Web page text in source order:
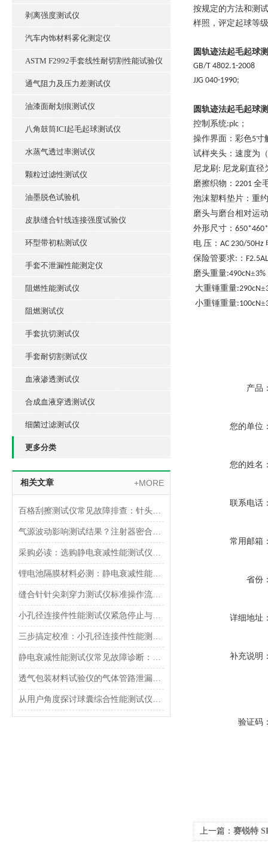
剥离强度测试仪
汽车内饰材料雾化测定仪
ASTM F2992手套线性耐切割性能试验仪
通气阻力及压力差测试仪
油漆面耐划痕测试仪
八角鼓筒ICI起毛起球测试仪
水蒸气透过率测试仪
颗粒过滤性测试仪
油墨脱色试验机
皮肤缝合针线连接强度试验仪
环型带初粘测试仪
手套不泄漏性能测定仪
阻燃性能测试仪
阻燃测试仪
手套抗切测试仪
手套耐切割测试仪
血液渗透测试仪
合成血液穿透测试仪
细菌过滤测试仪
更多分类
相关文章 +MORE
百格刮擦测试仪常见故障排查：针头磨损与运动轨迹偏移
气源波动影响测试结果？注射器密合性正压测试仪的稳压设计分析
采购必读：选购静电衰减性能测试仪的5个核心参数与避坑指南
锂电池隔膜材料必测：静电衰减性能测试仪的操作难点突破
缝合针针尖刺穿力测试仪标准操作流程（SOP）及实验员培训要点
小孔径连接件性能测试仪紧急停止与异常状态下的安全复位操作
三步搞定校准：小孔径连接件性能测试仪的每日开机自检流程详解
静电衰减性能测试仪常见故障诊断：充电不稳定与电位漂移排查
透气包装材料试验仪的气体管路泄漏防护与废气排放系统详解
从用户角度探讨球囊综合性能测试仪的故障问题
按规定的方法和测
样照，评定起球等
圆轨迹法起毛起球
GB/T 4802.1-2008
JJG 040-1990;
圆轨迹法起毛起球
控制系统:plc ；
操作界面：彩色5寸
试样夹头 ： 速度为（
尼龙刷 : 尼龙刷直径
磨擦织物： 2201 全
泡沫塑料垫片 ： 重约
磨头与磨台相对运
外形尺寸：
电 压： AC 230/50Hz
保险管要求: ：
磨头重量:490cN±3%
大重锤重量:290cN±
小重锤重量:100cN±
产品
您的单位
您的姓名
联系电话
常用邮箱
省份
详细地址
补充说明
验证码
上一篇： 赛锐特